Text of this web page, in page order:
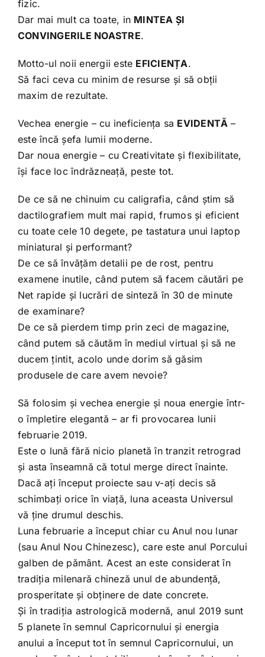
fizic.
Dar mai mult ca toate, in MINTEA ȘI
CONVINGERILE NOASTRE.
Motto-ul noii energii este EFICIENȚA.
Să faci ceva cu minim de resurse și să obții
maxim de rezultate.
Vechea energie – cu ineficiența sa EVIDENTĂ –
este încă șefa lumii moderne.
Dar noua energie – cu Creativitate și flexibilitate,
își face loc îndrăzneață, peste tot.
De ce să ne chinuim cu caligrafia, când știm să
dactilografiem mult mai rapid, frumos și eficient
cu toate cele 10 degete, pe tastatura unui laptop
miniatural și performant?
De ce să învățăm detalii pe de rost, pentru
examene inutile, când putem să facem căutări pe
Net rapide și lucrări de sinteză în 30 de minute
de examinare?
De ce să pierdem timp prin zeci de magazine,
când putem să căutăm în mediul virtual și să ne
ducem țintit, acolo unde dorim să găsim
produsele de care avem nevoie?
Să folosim și vechea energie și noua energie într-
o împletire elegantă – ar fi provocarea lunii
februarie 2019.
Este o lună fără nicio planetă în tranzit retrograd
și asta înseamnă că totul merge direct înainte.
Dacă ați început proiecte sau v-ați decis să
schimbați orice în viață, luna aceasta Universul
vă ține drumul deschis.
Luna februarie a început chiar cu Anul nou lunar
(sau Anul Nou Chinezesc), care este anul Porcului
galben de pământ. Acest an este considerat în
tradiția milenară chineză unul de abundență,
prosperitate și obținere de date concrete.
Și în tradiția astrologică modernă, anul 2019 sunt
5 planete în semnul Capricornului și energia
anului a început tot în semnul Capricornului, un